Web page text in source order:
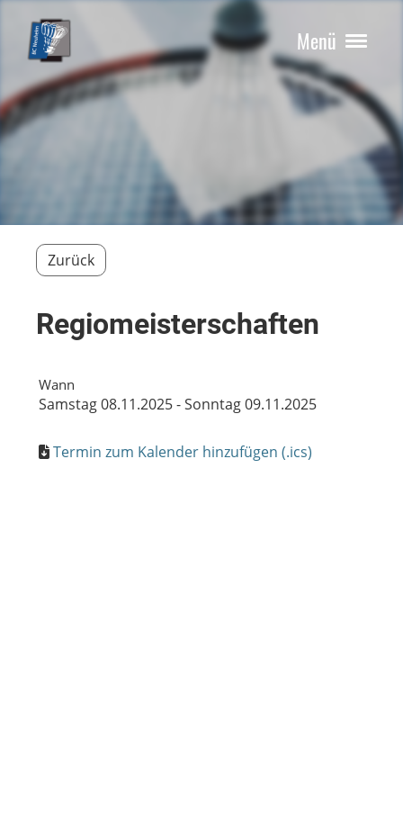
Menü
Zurück
Regiomeisterschaften
Wann
Samstag 08.11.2025 - Sonntag 09.11.2025
Termin zum Kalender hinzufügen (.ics)